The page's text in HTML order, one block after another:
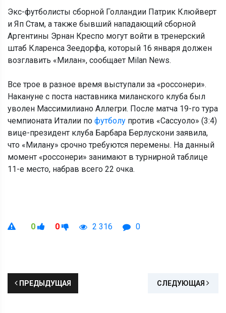
Экс-футболисты сборной Голландии Патрик Клюйверт
и Яп Стам, а также бывший нападающий сборной
Аргентины Эрнан Креспо могут войти в тренерский
штаб Кларенса Зеедорфа, который 16 января должен
возглавить «Милан», сообщает Milan News.
Все трое в разное время выступали за «россонери».
Накануне с поста наставника миланского клуба был
уволен Массимилиано Аллегри. После матча 19-го тура
чемпионата Италии по футболу против «Сассуоло» (3:4)
вице-президент клуба Барбара Берлускони заявила,
что «Милану» срочно требуются перемены. На данный
момент «россонери» занимают в турнирной таблице
11-е место, набрав всего 22 очка.
0 0 2 316 0
ПРЕДЫДУЩАЯ СЛЕДУЮЩАЯ